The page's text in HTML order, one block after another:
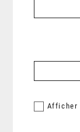
Afficher